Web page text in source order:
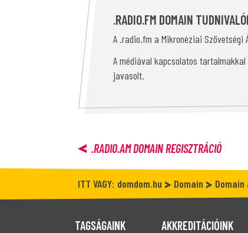
.RADIO.FM DOMAIN TUDNIVALÓI
A .radio.fm a Mikronéziai
A médiával kapcsolatos tartalmakkal
javasolt.
.RADIO.AMDOMAIN REGISZTRÁCIÓ
ITT VAGY: domdom.hu Domain
TAGSÁGAINK AKKREDITÁCIÓINK